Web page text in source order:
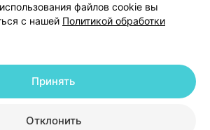
Написать в поддержку
настройки Cookie
УНП 191700409 | 220012, Республика Беларусь,
+375 291212755
файлов cookie вы
с нашей Политикой обработки
Отклонить
Принять